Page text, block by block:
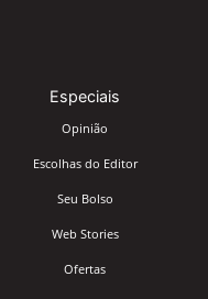
Especiais
Opinião
Escolhas do Editor
Seu Bolso
Web Stories
Ofertas